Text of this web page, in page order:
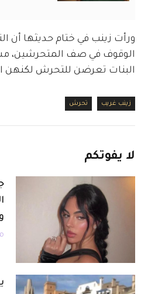
ورأت زينب في ختام حديثها أن
الوقوف في صف المتحرشين،
البنات تعرضن للتحرش لكنهن
زينب غريب تحرش
لا يفوتكم